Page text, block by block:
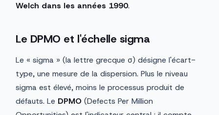
Welch dans les années 1990.
Le DPMO et l'échelle sigma
Le « sigma » (la lettre grecque σ) désigne l'écart-
type, une mesure de la dispersion. Plus le niveau
sigma est élevé, moins le processus produit de
défauts. Le DPMO (Defects Per Million